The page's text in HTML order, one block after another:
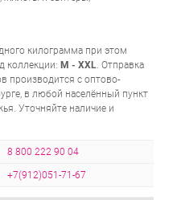
килограмма при этом
коллекции: М - ХХL. Отправка
производится с оптово-
в любой населённый пункт
Уточняйте наличие и
8 800 222 90 04
+7(912)051-71-67